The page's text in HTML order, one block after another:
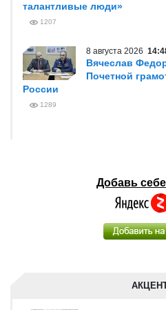
талантливые люди»
1207
8 августа 2026
Вячеслав
Почетной
России
1289
Добавь